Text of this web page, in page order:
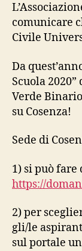
comunicare
Civile
Da
Scuola 2020”
Verde
su Cosenza!
Sede di
1) si può fare
https://
2) per
gli/le
sul portale